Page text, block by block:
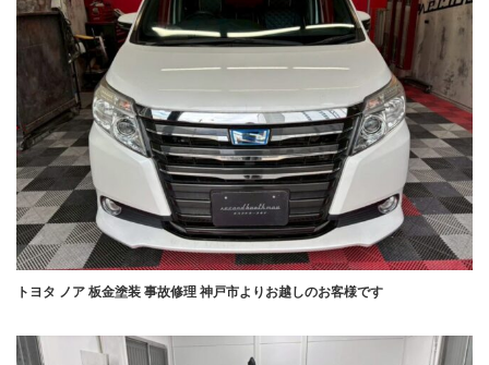
トヨタ ノア 板金塗装 事故修理 神戸市よりお越しのお客様です